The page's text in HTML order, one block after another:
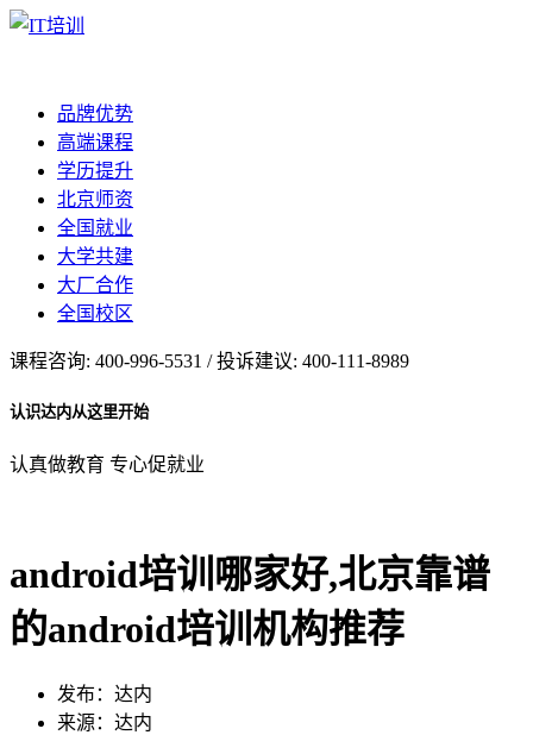
品牌优势
高端课程
学历提升
北京师资
全国就业
大学共建
大厂合作
全国校区
课程咨询: 400-996-5531 / 投诉建议: 400-111-8989
认识达内从这里开始
认真做教育 专心促就业
android培训哪家好,北京靠谱
的android培训机构推荐
发布：达内
来源：达内